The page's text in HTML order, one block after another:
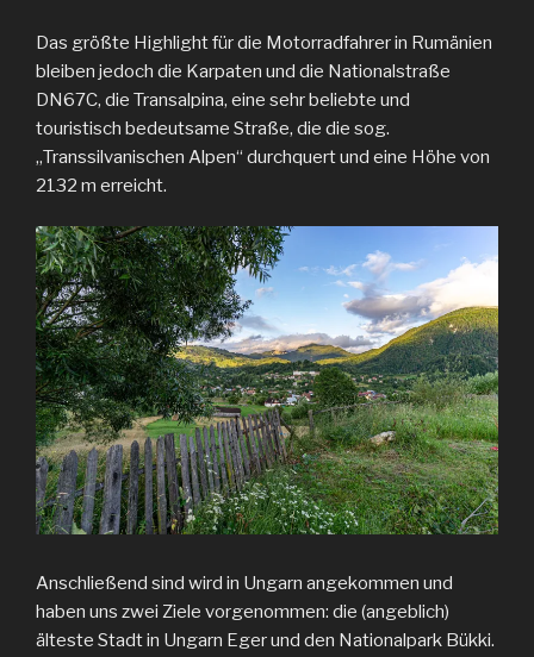
Das größte Highlight für die Motorradfahrer in Rumänien
bleiben jedoch die Karpaten und die Nationalstraße
DN67C, die Transalpina, eine sehr beliebte und
touristisch bedeutsame Straße, die die sog.
„Transsilvanischen Alpen“ durchquert und eine Höhe von
2132 m erreicht.
Anschließend sind wird in Ungarn angekommen und
haben uns zwei Ziele vorgenommen: die (angeblich)
älteste Stadt in Ungarn Eger und den Nationalpark Bükki.